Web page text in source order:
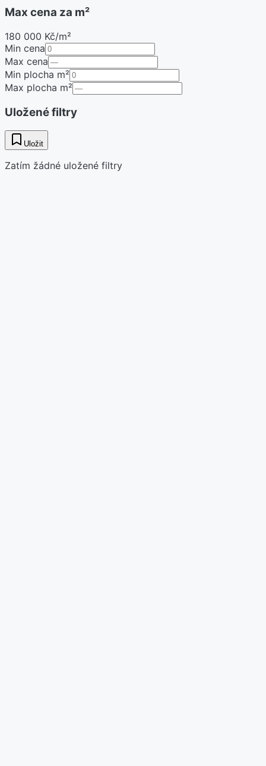
Max cena za m²
180 000 Kč/m²
Min cena
Max cena
Min plocha m²
Max plocha m²
Uložené filtry
Uložit
Zatím žádné uložené filtry